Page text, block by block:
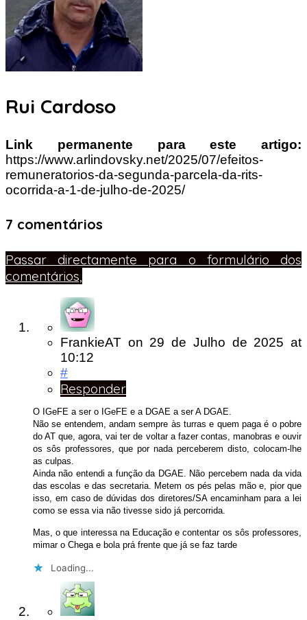
Rui Cardoso
Link permanente para este artigo:
https://www.arlindovsky.net/2025/07/efeitos-
remuneratorios-da-segunda-parcela-da-rits-
ocorrida-a-1-de-julho-de-2025/
7 comentários
Passar directamente para o formulário dos
comentários,
FrankieAT on 29 de Julho de 2025at
10:12
#
Responder
O IGeFE a ser o IGeFE e a DGAE a ser A DGAE.
Não se entendem, andam sempre às turras e quem paga é o pobre
do AT que, agora, vai ter de voltar a fazer contas, manobras e ouvir
os sôs professores, que por nada perceberem disto, colocam-lhe
as culpas.
Ainda não entendi a função da DGAE. Não percebem nada da vida
das escolas e das secretaria. Metem os pés pelas mão e, pior que
isso, em caso de dúvidas dos diretores/SA encaminham para a lei
como se essa via não tivesse sido já percorrida.
Mas, o que interessa na Educação e contentar os sôs professores,
mimar o Chega e bola prá frente que já se faz tarde
Loading...